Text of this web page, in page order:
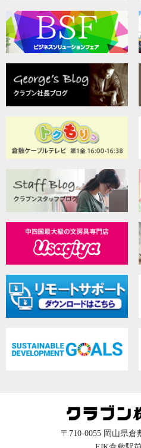
〒710-0055 岡山県倉